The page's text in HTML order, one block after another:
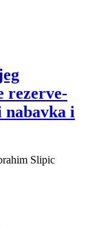
rezerve-
nabavka i
Slipic